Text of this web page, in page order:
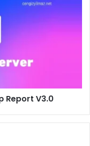
Report V3.0